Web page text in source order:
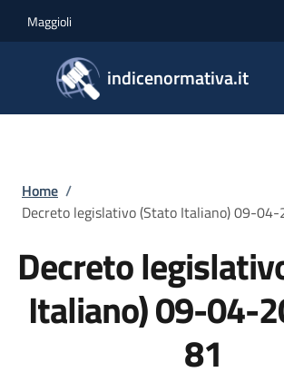
Maggioli
indicenormativa.it
Briciole di pane
Home /
Decreto legislativo (Stato Italiano) 09-04-
Decreto
Italiano) 09-04-
81